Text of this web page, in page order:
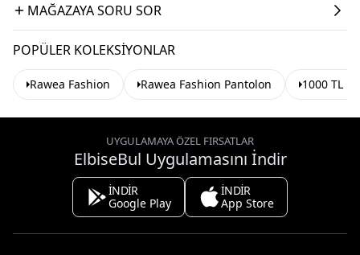
MAĞAZAYA SORU SOR
POPÜLER KOLEKSIYONLAR
Rawea Fashion Rawea Fashion Pantolon 1000 TL
UYGULAMAYA ÖZEL FIRSATLAR
ElbiseBul Uygulamasını İndir
İNDİR
Google Play
İNDİR
App Store